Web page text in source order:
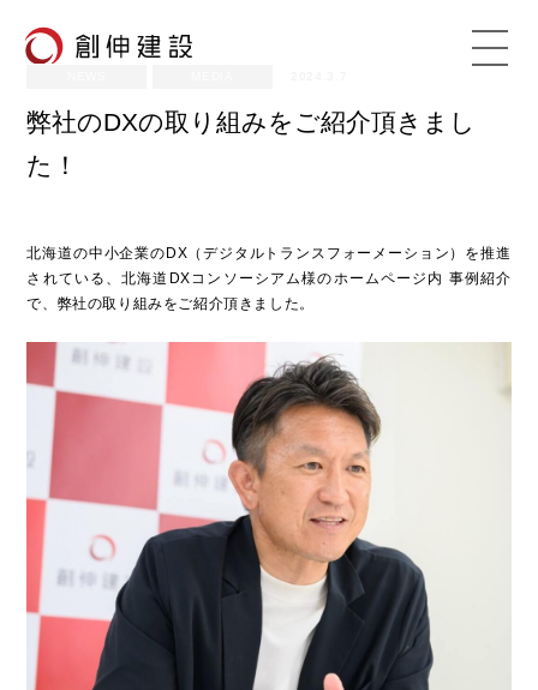
TOP
VISION
創伸建設の理念
ADVANTAGE
創伸建設の強み
WORKS
施工事例
会社概要
CSR
弊社のDXの取り組みをご紹介頂きまし
た！
北海道の中小企業のDX（デジタルトランスフォーメーション）を推進
されている、北海道DXコンソーシアム様のホームページ内 事例紹介
で、弊社の取り組みをご紹介頂きました。